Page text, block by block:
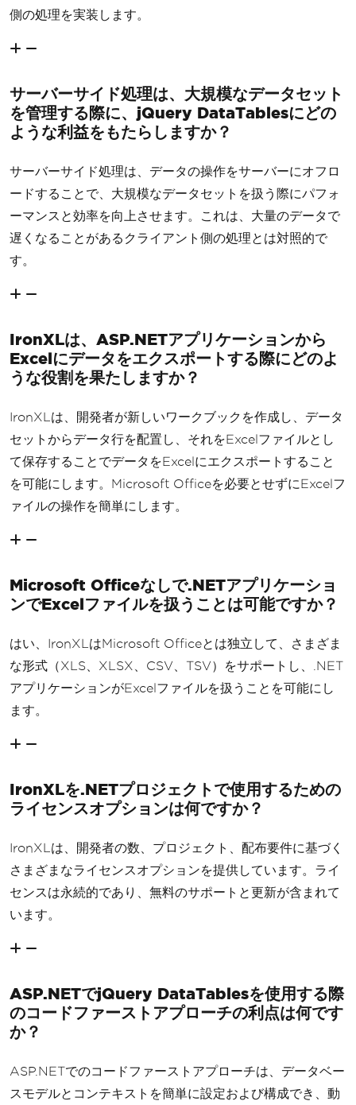
側の処理を実装します。
サーバーサイド処理は、大規模なデータセット
を管理する際に、jQuery DataTablesにどの
ような利益をもたらしますか？
サーバーサイド処理は、データの操作をサーバーにオフロ
ードすることで、大規模なデータセットを扱う際にパフォ
ーマンスと効率を向上させます。これは、大量のデータで
遅くなることがあるクライアント側の処理とは対照的で
す。
IronXLは、ASP.NETアプリケーションから
Excelにデータをエクスポートする際にどのよ
うな役割を果たしますか？
IronXLは、開発者が新しいワークブックを作成し、データ
セットからデータ行を配置し、それをExcelファイルとし
て保存することでデータをExcelにエクスポートすること
を可能にします。Microsoft Officeを必要とせずにExcelフ
ァイルの操作を簡単にします。
Microsoft Officeなしで.NETアプリケーショ
ンでExcelファイルを扱うことは可能ですか？
はい、IronXLはMicrosoft Officeとは独立して、さまざま
な形式（XLS、XLSX、CSV、TSV）をサポートし、.NET
アプリケーションがExcelファイルを扱うことを可能にし
ます。
IronXLを.NETプロジェクトで使用するための
ライセンスオプションは何ですか？
IronXLは、開発者の数、プロジェクト、配布要件に基づく
さまざまなライセンスオプションを提供しています。ライ
センスは永続的であり、無料のサポートと更新が含まれて
います。
ASP.NETでjQuery DataTablesを使用する際
のコードファーストアプローチの利点は何です
か？
ASP.NETでのコードファーストアプローチは、データベー
スモデルとコンテキストを簡単に設定および構成でき、動